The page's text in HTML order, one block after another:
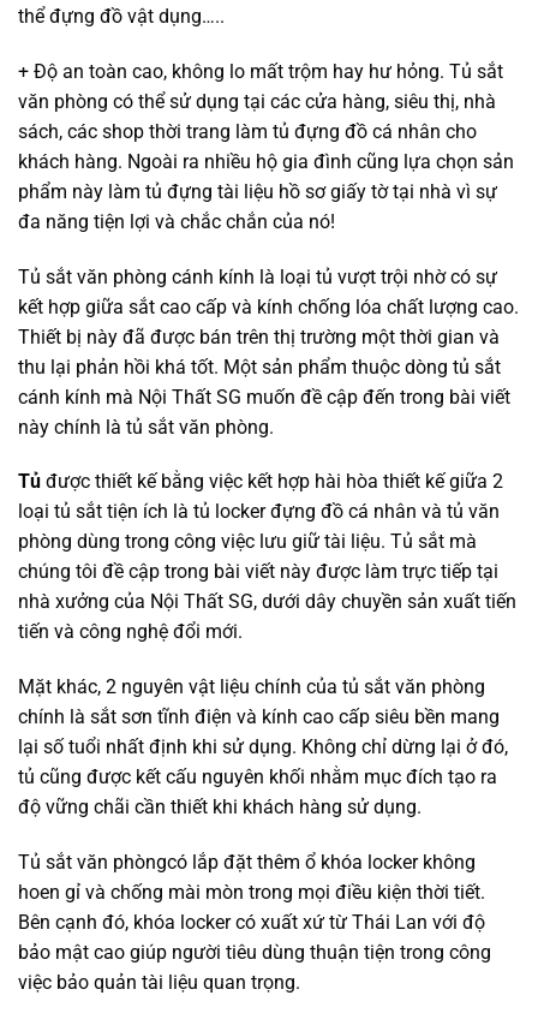
thể đựng đồ vật dụng…..
+ Độ an toàn cao, không lo mất trộm hay hư hỏng. Tủ sắt
văn phòng có thể sử dụng tại các cửa hàng, siêu thị, nhà
sách, các shop thời trang làm tủ đựng đồ cá nhân cho
khách hàng. Ngoài ra nhiều hộ gia đình cũng lựa chọn sản
phẩm này làm tủ đựng tài liệu hồ sơ giấy tờ tại nhà vì sự
đa năng tiện lợi và chắc chắn của nó!
Tủ sắt văn phòng cánh kính là loại tủ vượt trội nhờ có sự
kết hợp giữa sắt cao cấp và kính chống lóa chất lượng cao.
Thiết bị này đã được bán trên thị trường một thời gian và
thu lại phản hồi khá tốt. Một sản phẩm thuộc dòng tủ sắt
cánh kính mà Nội Thất SG muốn đề cập đến trong bài viết
này chính là tủ sắt văn phòng.
Tủ được thiết kế bằng việc kết hợp hài hòa thiết kế giữa 2
loại tủ sắt tiện ích là tủ locker đựng đồ cá nhân và tủ văn
phòng dùng trong công việc lưu giữ tài liệu. Tủ sắt mà
chúng tôi đề cập trong bài viết này được làm trực tiếp tại
nhà xưởng của Nội Thất SG, dưới dây chuyền sản xuất tiến
tiến và công nghệ đổi mới.
Mặt khác, 2 nguyên vật liệu chính của tủ sắt văn phòng
chính là sắt sơn tĩnh điện và kính cao cấp siêu bền mang
lại số tuổi nhất định khi sử dụng. Không chỉ dừng lại ở đó,
tủ cũng được kết cấu nguyên khối nhằm mục đích tạo ra
độ vững chãi cần thiết khi khách hàng sử dụng.
Tủ sắt văn phòngcó lắp đặt thêm ổ khóa locker không
hoen gỉ và chống mài mòn trong mọi điều kiện thời tiết.
Bên cạnh đó, khóa locker có xuất xứ từ Thái Lan với độ
bảo mật cao giúp người tiêu dùng thuận tiện trong công
việc bảo quản tài liệu quan trọng.